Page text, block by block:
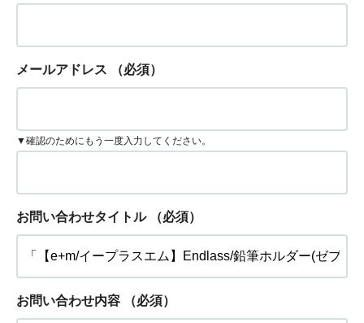
メールアドレス （必須）
▼確認のためにもう一度入力してください。
お問い合わせタイトル （必須）
お問い合わせ内容 （必須）